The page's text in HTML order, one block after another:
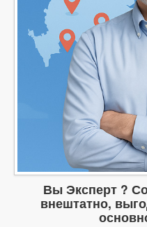
Вы Эксперт ?
внештатно,